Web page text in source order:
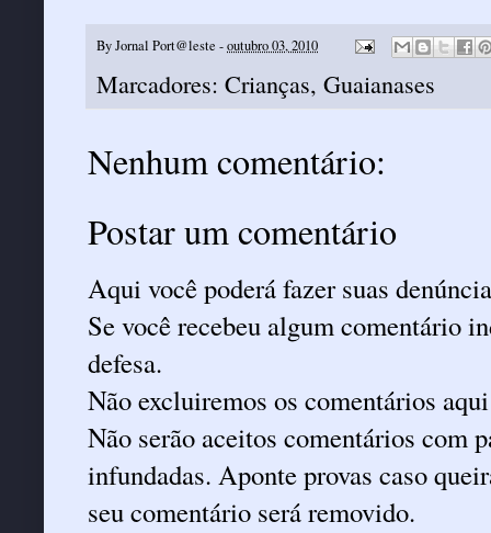
ByJornal Port@leste -outubro 03, 2010
Marcadores: Crianças, Guaianases
Nenhum comentário:
Postar um comentário
Aqui você poderá fazer suas
Se você recebeu algum comentário
defesa.
Não excluiremos os comentários
Não serão aceitos comentários com
infundadas. Aponte provas caso
seu comentário será removido.